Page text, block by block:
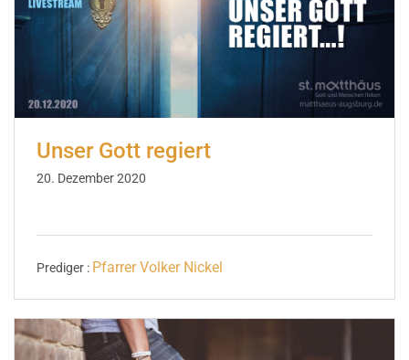
Unser Gott regiert
20. Dezember 2020
Prediger : Pfarrer Volker Nickel